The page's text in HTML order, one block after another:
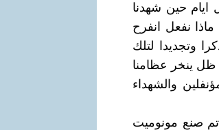
ايام حين شهدنا
نفعل انفرح
وتجديدا لتلك
ظل ينخر عظامنا
والشهداء
شابا كورديا غيورا تم صنع مونوميت